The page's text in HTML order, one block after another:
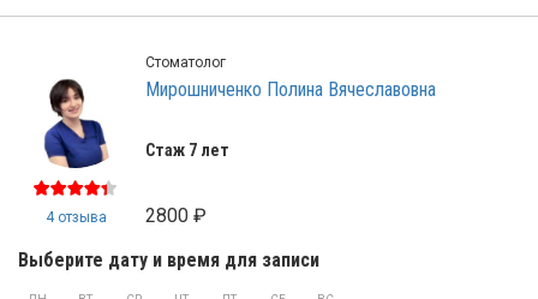
4 отзыва
Стоматолог
Мирошниченко Полина Вячеславовна
Стаж 7 лет
2800 ₽
Выберите дату и время для записи